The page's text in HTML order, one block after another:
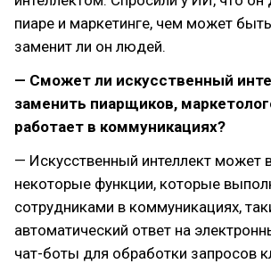
пиаре и маркетинге, чем может
заменит ли он людей.
— Сможет ли искусственный
заменить пиарщиков,
работает в коммуникациях?
— Искусственный интеллект может
некоторые функции, которые
сотрудниками в коммуникациях,
автоматический ответ на
чат-боты для обработки запросов